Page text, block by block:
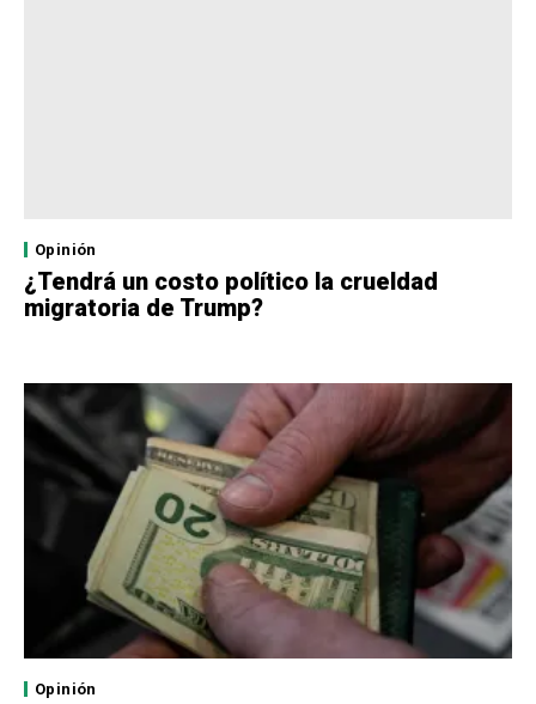
Opinión
¿Tendrá un costo político la crueldad
migratoria de Trump?
Opinión